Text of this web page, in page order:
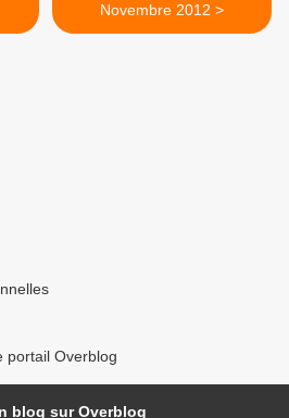
Novembre 2012 >
portail Overblog
blog sur Overblog